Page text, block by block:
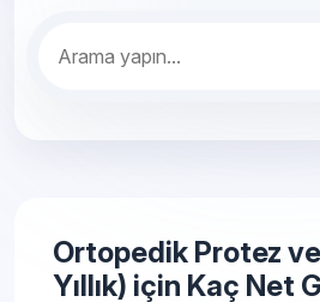
Ortopedik Protez
Yıllık) için Kaç Net